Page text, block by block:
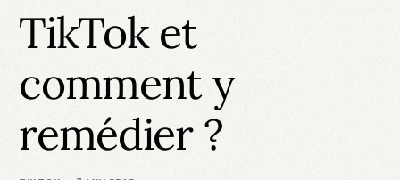
TikTok et
comment y
remédier ?
HOT